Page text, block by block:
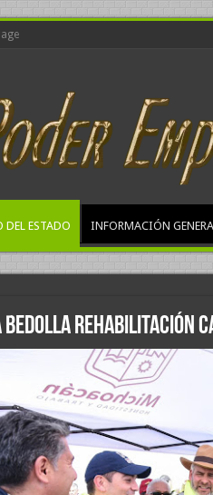
DEL ESTADO INFORMACIÓN
Bedolla rehabilitación